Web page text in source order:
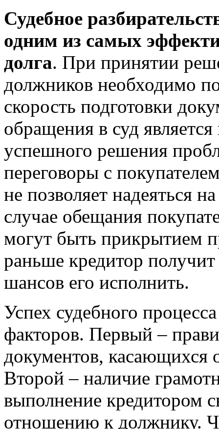
Судебное
одним из самых
долга. При принятии
должников необходимо
скорость подготовки
обращения в суд
успешного решения
переговоры с
не позволяет надеяться
случае обещания
могут быть прикрытием
раньше кредитор
шансов его исполнить.
Успех судебного
факторов. Первый –
документов,
Второй – наличие
выполнение кредитором
отношению к должнику.